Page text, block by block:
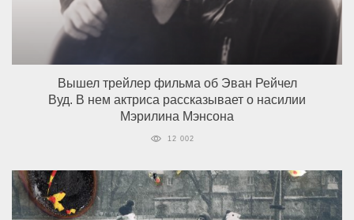
Вышел трейлер фильма об Эван Рейчел
Вуд. В нем актриса рассказывает о насилии
Мэрилина Мэнсона
12 002